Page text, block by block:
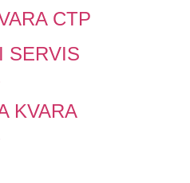
CTP
SERVIS
KVARA